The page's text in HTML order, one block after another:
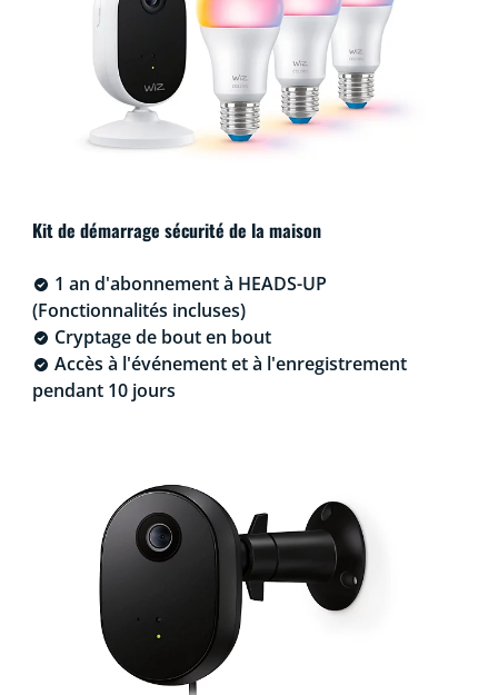
Kit de démarrage sécurité de la maison
1 an d'abonnement à HEADS-UP
(Fonctionnalités incluses)
Cryptage de bout en bout
Accès à l'événement et à l'enregistrement
pendant 10 jours